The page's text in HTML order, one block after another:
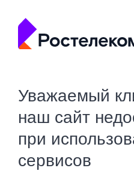
Уважаемый
наш сайт
при
сервисов